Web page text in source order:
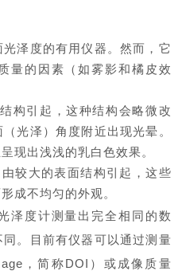
泽度的有用仪器。然而，它
量的因素（如雾影和橘皮效
构引起，这种结构会略微改
光泽）角度附近出现光晕。
现出浅浅的乳白色效果。
较大的表面结构引起，这些
成不均匀的外观。
泽度计测量出完全相同的数
。目前有仪器可以通过测量
，简称DOI）或成像质量